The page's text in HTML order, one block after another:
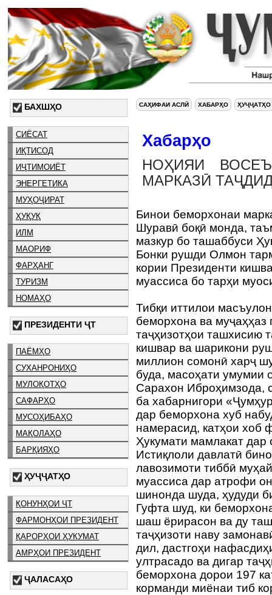
БАХШҲО
СИЁСАТ
ИҚТИСОД
ИҶТИМОИЁТ
ЭНЕРГЕТИКА
МУҲОҶИРАТ
ҲУҚУҚ
ИЛМ
МАОРИФ
ФАРҲАНГ
ТУРИЗМ
НОМАҲО
ПРЕЗИДЕНТИ ҶТ
ПАЁМҲО
СУХАНРОНИҲО
МУЛОҚОТҲО
САФАРҲО
МУСОҲИБАҲО
МАҚОЛАҲО
БАРҚИЯҲО
ҲУҶҶАТҲО
ҚОНУНҲОИ ҶТ
ФАРМОНҲОИ ПРЕЗИДЕНТ
ҚАРОРҲОИ ҲУКУМАТ
АМРҲОИ ПРЕЗИДЕНТ
ҶАЛАСАҲО
САҲИФАИ АСЛӢ ХАБАРҲО ҲУҶҶАТҲО
Хабарҳо
НОҲИЯИ
МАРКАЗӢ
Бинои беморхонаи
Шуравӣ боқӣ монда,
мазкур бо ташаббуси
Бонки рушди Олмон
кории Президенти
муассиса бо тарҳи
Тибқи иттилои
беморхона ва
таҷҳизотҳои ташхисию
кишвар ва шарикони
миллион сомонӣ харҷ
буда, масоҳати умумии
Сарахон Иброҳимзода,
ба хабарнигори
дар беморхона хуб
намерасид, катҳои хоб
Ҳукумати мамлакат
Истиқлоли давлатӣ
лавозимоти тиббӣ
муассиса дар атрофи
шинонда шуда, ҳудуди
Гуфта шуд, ки
шаш ёрирасон ва ду
таҷҳизоти наву
дил, дастгоҳи
ултрасадо ва дигар
беморхона дорои 197
корманди миёнаи тиб